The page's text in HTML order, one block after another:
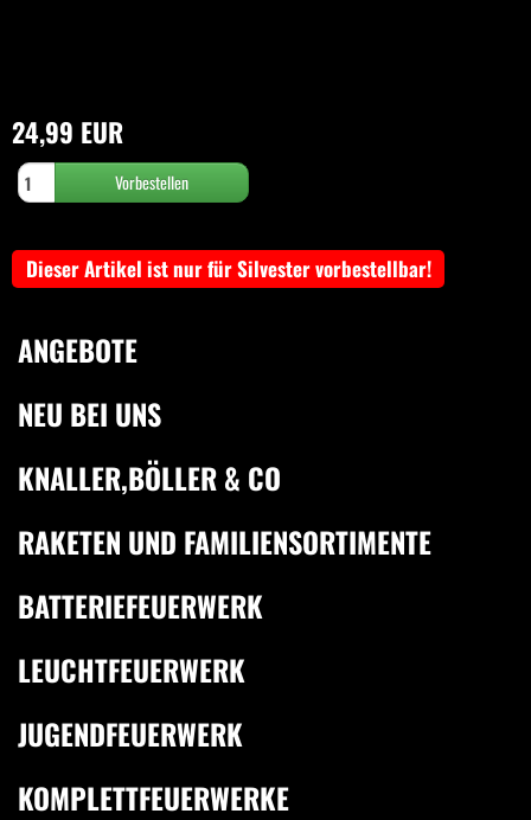
24,99 EUR
Dieser Artikel ist nur für Silvester vorbestellbar!
ANGEBOTE
NEU BEI UNS
KNALLER,BÖLLER & CO
RAKETEN UND FAMILIENSORTIMENTE
BATTERIEFEUERWERK
LEUCHTFEUERWERK
JUGENDFEUERWERK
KOMPLETTFEUERWERKE